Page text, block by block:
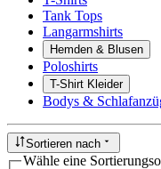
Tank Tops
Langarmshirts
Hemden & Blusen
Poloshirts
T-Shirt Kleider
Bodys &
Sortieren nach
Wähle eine